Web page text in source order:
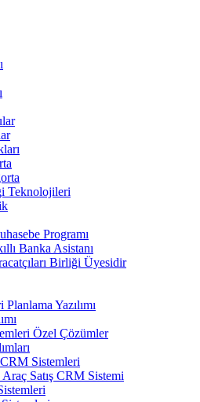
Teknolojileri
Programı
Banka Asistanı
Birliği Üyesidir
Yazılımı
Özel Çözümler
Sistemleri
Satış CRM Sistemi